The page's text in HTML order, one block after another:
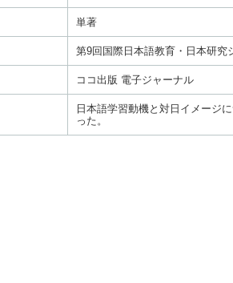
単著
第9回国際日本語教育・日本研究
ココ出版 電子ジャーナル
日本語学習動機と対日イメージ
った。